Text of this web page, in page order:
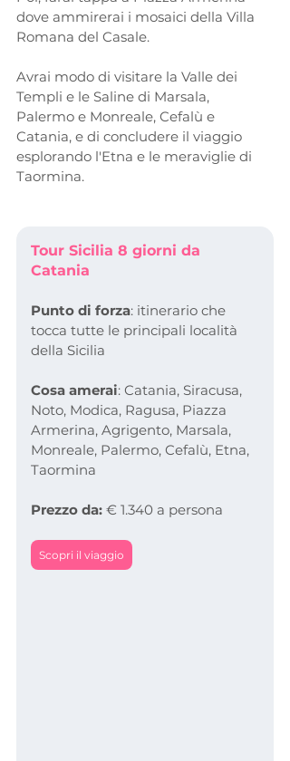
dove ammirerai i mosaici della Villa
Romana del Casale.
Avrai modo di visitare la Valle dei
Templi e le Saline di Marsala,
Palermo e Monreale, Cefalù e
Catania, e di concludere il viaggio
esplorando l'Etna e le meraviglie di
Taormina.
Tour Sicilia 8 giorni da
Catania
Punto di forza: itinerario che
tocca tutte le principali località
della Sicilia
Cosa amerai: Catania, Siracusa,
Noto, Modica, Ragusa, Piazza
Armerina, Agrigento, Marsala,
Monreale, Palermo, Cefalù, Etna,
Taormina
Prezzo da: € 1.340 a persona
Scopri il viaggio